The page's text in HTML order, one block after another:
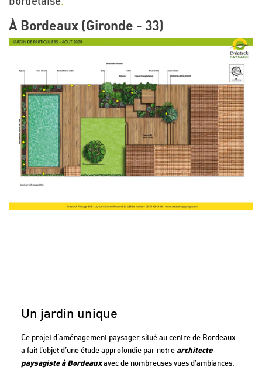
À Bordeaux (Gironde - 33)
Un jardin unique
Ce projet d’aménagement paysager situé au centre de Bordeaux
a fait l’objet d’une étude approfondie par notrearchitecte
paysagiste à Bordeauxavec de nombreuses vues d’ambiances.